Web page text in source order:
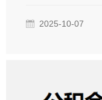
2025-10-07